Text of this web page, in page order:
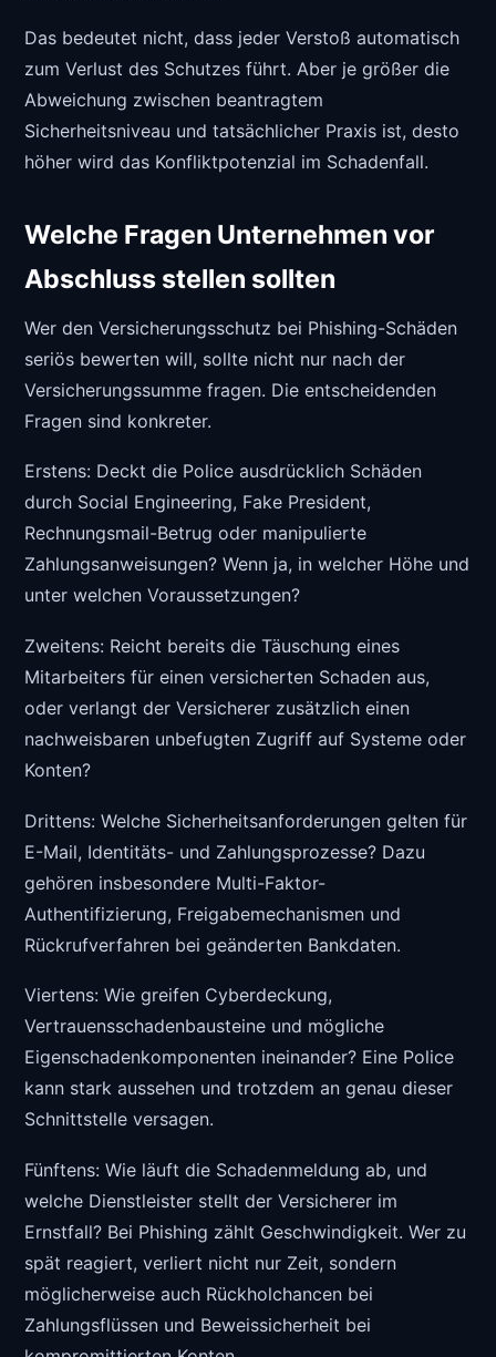
Das bedeutet nicht, dass jeder Verstoß automatisch
zum Verlust des Schutzes führt. Aber je größer die
Abweichung zwischen beantragtem
Sicherheitsniveau und tatsächlicher Praxis ist, desto
höher wird das Konfliktpotenzial im Schadenfall.
Welche Fragen Unternehmen vor
Abschluss stellen sollten
Wer den Versicherungsschutz bei Phishing-Schäden
seriös bewerten will, sollte nicht nur nach der
Versicherungssumme fragen. Die entscheidenden
Fragen sind konkreter.
Erstens: Deckt die Police ausdrücklich Schäden
durch Social Engineering, Fake President,
Rechnungsmail-Betrug oder manipulierte
Zahlungsanweisungen? Wenn ja, in welcher Höhe und
unter welchen Voraussetzungen?
Zweitens: Reicht bereits die Täuschung eines
Mitarbeiters für einen versicherten Schaden aus,
oder verlangt der Versicherer zusätzlich einen
nachweisbaren unbefugten Zugriff auf Systeme oder
Konten?
Drittens: Welche Sicherheitsanforderungen gelten für
E-Mail, Identitäts- und Zahlungsprozesse? Dazu
gehören insbesondere Multi-Faktor-
Authentifizierung, Freigabemechanismen und
Rückrufverfahren bei geänderten Bankdaten.
Viertens: Wie greifen Cyberdeckung,
Vertrauensschadenbausteine und mögliche
Eigenschadenkomponenten ineinander? Eine Police
kann stark aussehen und trotzdem an genau dieser
Schnittstelle versagen.
Fünftens: Wie läuft die Schadenmeldung ab, und
welche Dienstleister stellt der Versicherer im
Ernstfall? Bei Phishing zählt Geschwindigkeit. Wer zu
spät reagiert, verliert nicht nur Zeit, sondern
möglicherweise auch Rückholchancen bei
Zahlungsflüssen und Beweissicherheit bei